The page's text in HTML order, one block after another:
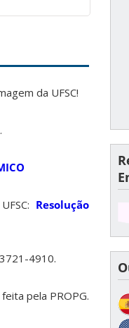
da UFSC!
Resolução
4910.
pela PROPG.